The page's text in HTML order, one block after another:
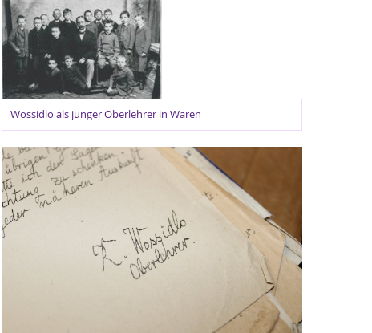
Wossidlo als junger Oberlehrer in Waren